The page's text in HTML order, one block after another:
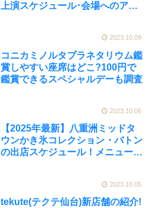
上演スケジュール･会場へのアク
2023.10.09
コニカミノルタプラネタリウム鑑
賞しやすい座席はどこ?100円で
鑑賞できるスペシャルデーも調査
2023.10.06
【2025年最新】八重洲ミッドタ
ウンかき氷コレクション・バトン
の出店スケジュール！メニューや
2023.10.05
tekute(テクテ仙台)新店舗の紹介!